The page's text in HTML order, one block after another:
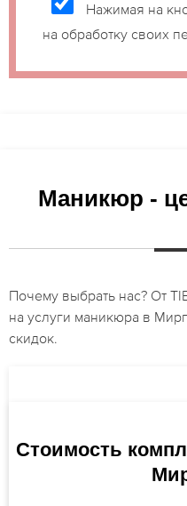
Нажимая на
на обработку своих
Маникюр -
Почему выбрать нас? От
на услуги маникюра в
скидок.
Стоимость